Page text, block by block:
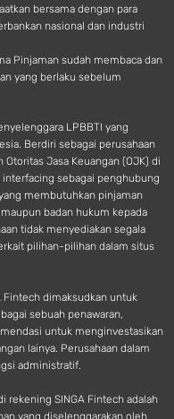
bersama dengan para
nasional dan industri
Pinjaman sudah membaca dan
yang berlaku sebelum
LPBBTI yang
Berdiri sebagai perusahaan
Jasa Keuangan (OJK) di
interfacing sebagai penghubung
membutuhkan pinjaman
badan hukum kepada
tidak menyediakan segala
pilihan-pilihan dalam situs
Fintech dimaksudkan untuk
sebuah penawaran,
untuk menginvestasikan
lainya. Perusahaan dalam
administratif.
rekening SINGA Fintech adalah
yang diselenggarakan oleh